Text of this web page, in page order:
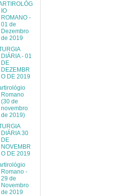
IO
ROMANO -
01 de
Dezembro
de 2019
DIÁRIA - 01
DE
DEZEMBR
O DE 2019
Romano
(30 de
novembro
de 2019)
DIÁRIA 30
DE
NOVEMBR
O DE 2019
Romano -
29 de
Novembro
de 2019